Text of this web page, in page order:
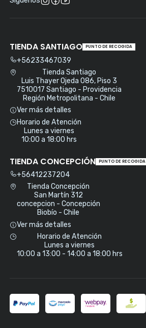
TIENDA SANTIAGO PUNTO DE RECOGIDA
+56233467039
Tienda Santiago
Luis Thayer Ojeda 086, Piso 3
7510017 Santiago - Providencia
Región Metropolitana - Chile
Ver más detalles
Horario de Atención
Lunes a viernes
10:00 a 18:00 hrs
TIENDA CONCEPCIÓN PUNTO DE RECOGIDA
+56412237204
Tienda Concepción
San Martín 312
concepcion - Concepción
Biobío - Chile
Ver más detalles
Horario de Atención
Lunes a viernes
10:00 a 13:00 - 14:00 a 18:00 hrs